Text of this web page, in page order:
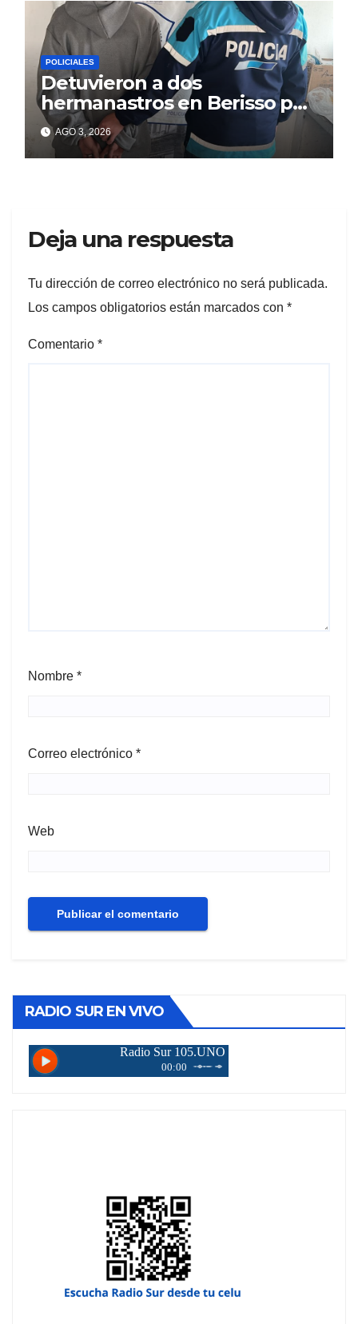
POLICIALES
Detuvieron a dos
hermanastros en Berisso por
matar a puñaladas a un
tatuador
AGO 3, 2026
Deja una respuesta
Tu dirección de correo electrónico no será publicada.
Los campos obligatorios están marcados con *
Comentario *
Nombre *
Correo electrónico *
Web
RADIO SUR EN VIVO